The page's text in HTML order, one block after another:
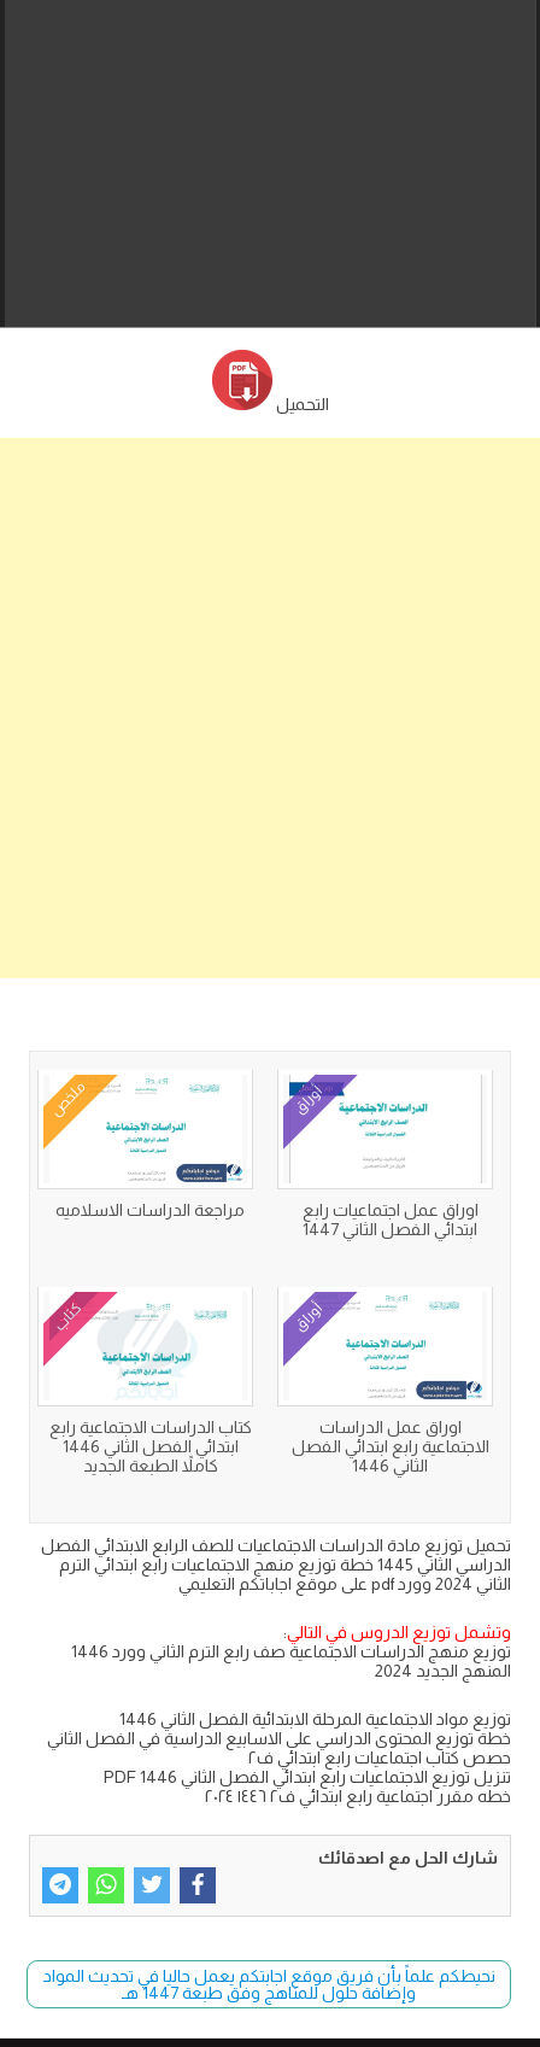
التحميل
أوراق
اوراق عمل اجتماعيات رابع
ابتدائي الفصل الثاني 1447
ملخص
مراجعة الدراسات الاسلاميه
أوراق
اوراق عمل الدراسات
الاجتماعية رابع ابتدائي الفصل
الثاني 1446
كتاب
كتاب الدراسات الاجتماعية رابع
ابتدائي الفصل الثاني 1446
كاملاً الطبعة الجديد
تحميل توزيع مادة الدراسات الاجتماعيات للصف الرابع الابتدائي الفصل
الدراسي الثاني 1445 خطة توزيع منهج الاجتماعيات رابع ابتدائي الترم
الثاني 2024 وورد pdf على موقع اجاباتكم التعليمي
وتشمل توزيع الدروس في التالي:
توزيع منهج الدراسات الاجتماعية صف رابع الترم الثاني وورد 1446
المنهج الجديد 2024
توزيع مواد الاجتماعية المرحلة الابتدائية الفصل الثاني 1446
خطة توزيع المحتوى الدراسي على الاسابيع الدراسية في الفصل الثاني
حصص كتاب اجتماعيات رابع ابتدائي ف٢
تنزيل توزيع الاجتماعيات رابع ابتدائي الفصل الثاني PDF 1446
خطه مقرر اجتماعية رابع ابتدائي ف٢ ١٤٤٦ ٢٠٢٤
شارك الحل مع اصدقائك
نحيطكم علماً بأن فريق موقع اجابتكم يعمل حاليا في تحديث المواد
وإضافة حلول للمناهج وفق طبعة 1447 هـ